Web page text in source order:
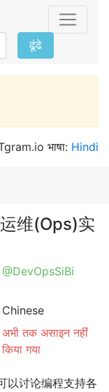
ढूंढे
भाषा: Hindi
维(Ops)实
@DevOpsSiBi
Chinese
अभी तक असाइन नहीं
किया गया
以讨论编程支持各